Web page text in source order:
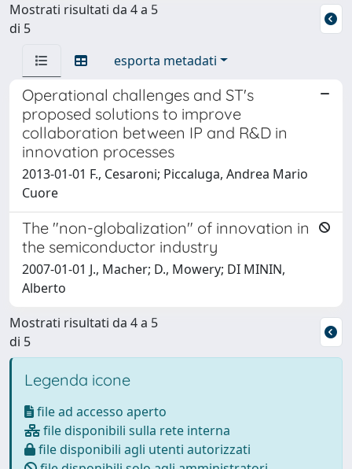
Mostrati risultati da 4 a 5
di 5
esporta metadati
Operational challenges and ST's
proposed solutions to improve
collaboration between IP and R&D in
innovation processes
2013-01-01 F., Cesaroni; Piccaluga, Andrea Mario
Cuore
The "non-globalization" of innovation in
the semiconductor industry
2007-01-01 J., Macher; D., Mowery; DI MININ,
Alberto
Mostrati risultati da 4 a 5
di 5
Legenda icone
file ad accesso aperto
file disponibili sulla rete interna
file disponibili agli utenti autorizzati